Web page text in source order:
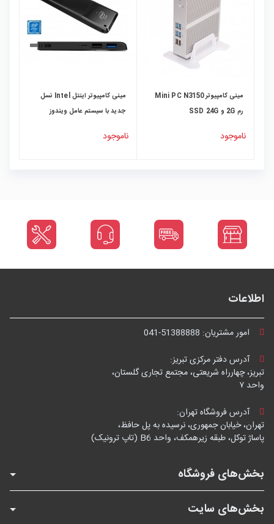
مینی کامپیوتر Mini PC N3150
رم 2G و SSD 24G
ناموجود
مینی کامپیوتر اینتل Intel نسل
جدید با سیستم عامل ویندوز
STCK1AW32SC
ناموجود
اطلاعات
امور مشتریان: 041-51388888
آدرس دفتر مرکزی تبریز:
تبریز، چهارراه شریعتی، مجتمع تجاری گلستان،
واحد ۷
آدرس فروشگاه تهران:
تهران، خیابان جمهوری، نرسیده به پل حافظ،
پاساژ توکل، طبقه زیرهمکف، واحد B6 (تاپ ترونیک)
بخش‌های فروشگاه
بخش‌های سایت